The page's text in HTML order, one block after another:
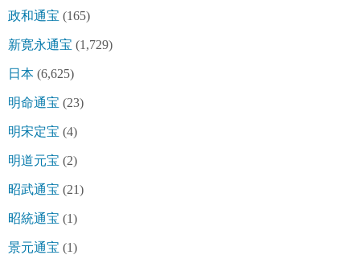
政和通宝 (165)
新寛永通宝 (1,729)
日本 (6,625)
明命通宝 (23)
明宋定宝 (4)
明道元宝 (2)
昭武通宝 (21)
昭統通宝 (1)
景元通宝 (1)